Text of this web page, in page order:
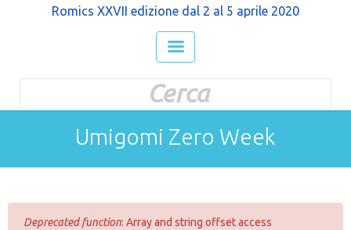
Romics XXVII edizione dal 2 al 5 aprile 2020
Form di ricerca
Umigomi Zero Week
Deprecated function: Array and string offset access